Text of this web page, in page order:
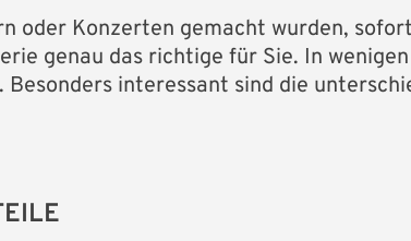
oder Konzerten gemacht wurden,
genau das richtige für Sie. In
interessant sind die